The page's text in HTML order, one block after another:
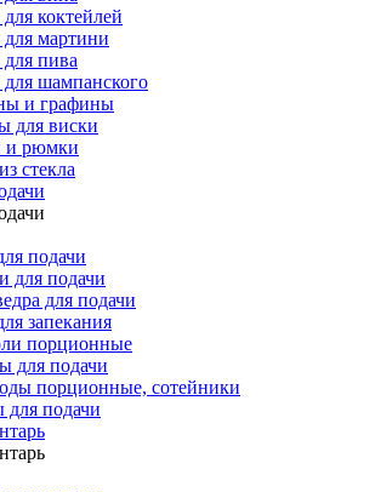
коктейлей
мартини
пива
шампанского
и графины
для виски
и рюмки
стекла
подачи
для подачи
для подачи
запекания
порционные
для подачи
порционные, сотейники
подачи